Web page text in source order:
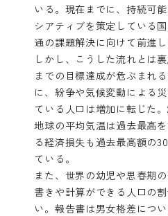
いる。現在までに、持続可
シアティブを策定している
通の課題解決に向けて前進し
しかし、こうした流れとは
までの目標達成が危ぶまれ
に、紛争や気候変動による
ている人口は増加に転じた
地球の平均気温は過去最高
る経済損失も過去最高額の
ている。
また、世界の幼児や思春期
書きや計算ができる人口の
い。報告書は男女格差につ